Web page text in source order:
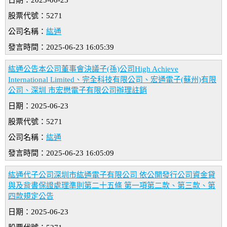
股票代號：5271
公司名稱： 紘通
發言時間：2025-06-23 16:05:39
紘通公告本公司董事會決議子(孫)公司High Achieve
International Limited、完全科技有限公司、宏通電子(蘇州)有限
公司、深圳 市宏懋電子有限公司辦理註銷
日期：2025-06-23
股票代號：5271
公司名稱： 紘通
發言時間：2025-06-23 16:05:09
紘通代子公司深圳市紘通電子有限公司 依公開發行公司資金貸
與及背書保證處理準則第二十五條 第一項第二款、第三款、第
四款規定公告
日期：2025-06-23